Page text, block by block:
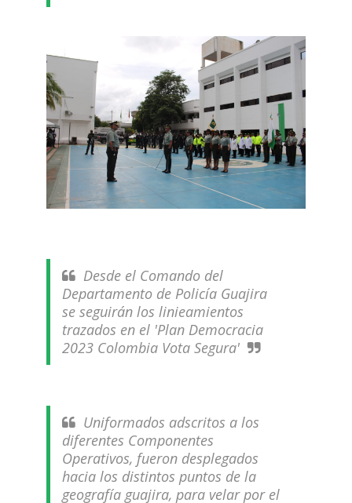
Desde el Comando del
Departamento de Policía Guajira
se seguirán los linieamientos
trazados en el 'Plan Democracia
2023 Colombia Vota Segura'
Uniformados adscritos a los
diferentes Componentes
Operativos, fueron desplegados
hacia los distintos puntos de la
geografía guajira, para velar por el